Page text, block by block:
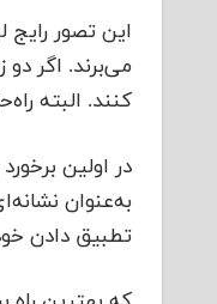
این تصور رایج
می‌برند. اگر دو
کنند. البته
در اولین
به‌عنوان
تطبیق دادن